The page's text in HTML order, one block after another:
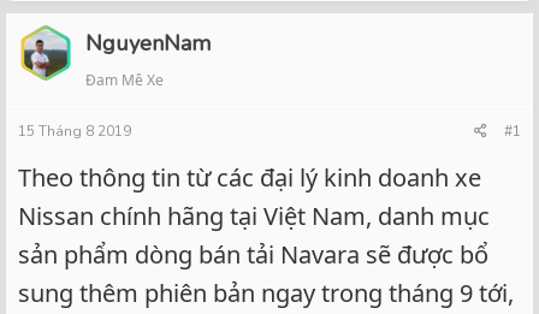
e
a
d
s
a
t
e
r
r
t
a
s
NguyenNam
Đam Mê Xe
15 Tháng 8 2019 #1
Theo thông tin từ các đại lý kinh doanh xe
Nissan chính hãng tại Việt Nam, danh mục
sản phẩm dòng bán tải Navara sẽ được bổ
sung thêm phiên bản ngay trong tháng 9 tới,